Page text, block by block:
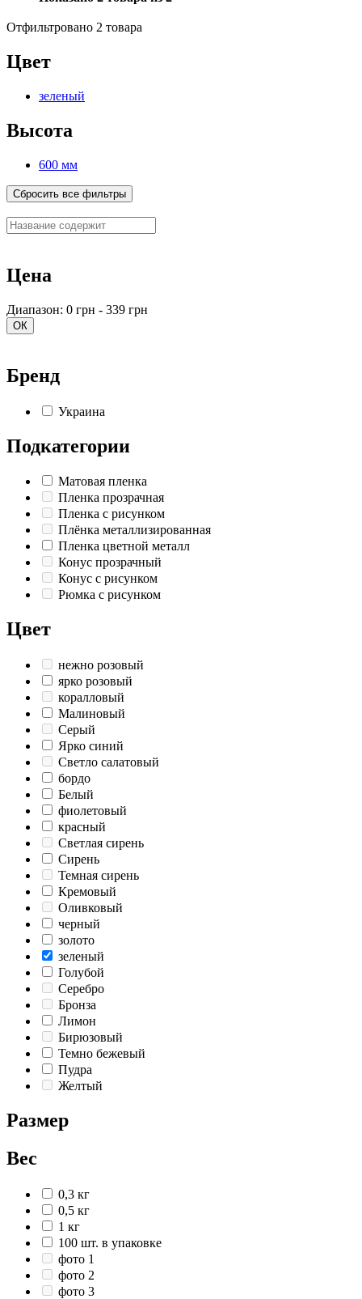
Отфильтровано 2 товара
Цвет
зеленый
Высота
600 мм
Сбросить все фильтры
Цена
Диапазон: 0 грн - 339 грн
ОК
Бренд
Украина
Подкатегории
Матовая пленка
Пленка прозрачная
Пленка с рисунком
Плёнка металлизированная
Пленка цветной металл
Конус прозрачный
Конус с рисунком
Рюмка с рисунком
Цвет
нежно розовый
ярко розовый
коралловый
Малиновый
Серый
Ярко синий
Светло салатовый
бордо
Белый
фиолетовый
красный
Светлая сирень
Сирень
Темная сирень
Кремовый
Оливковый
черный
золото
зеленый
Голубой
Серебро
Бронза
Лимон
Бирюзовый
Темно бежевый
Пудра
Желтый
Размер
Вес
0,3 кг
0,5 кг
1 кг
100 шт. в упаковке
фото 1
фото 2
фото 3